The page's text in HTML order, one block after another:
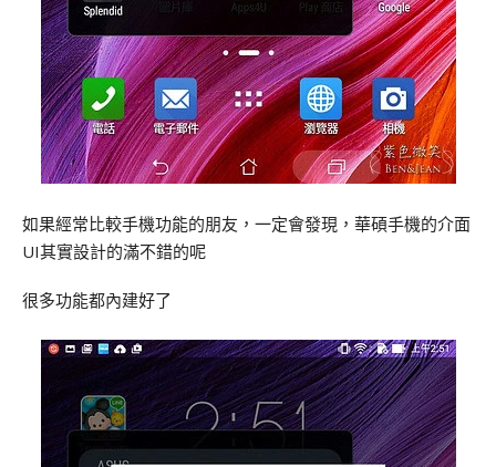
如果經常比較手機功能的朋友，一定會發現，華碩手機的介面
UI其實設計的滿不錯的呢
很多功能都內建好了